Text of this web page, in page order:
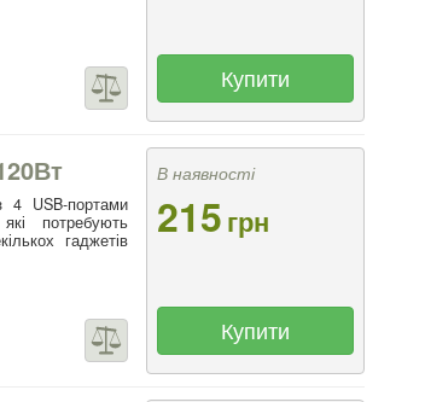
Купити
4 USB-портами
потребують
гаджетів
В наявності
215грн
Купити